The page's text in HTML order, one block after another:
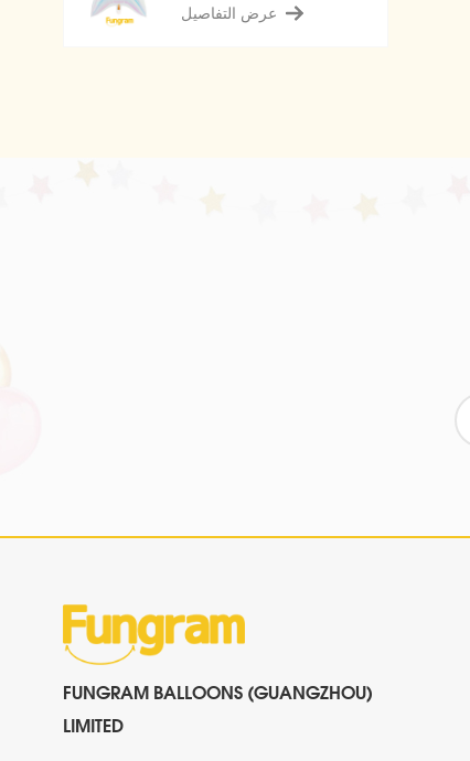
عرض التفاصيل
FUNGRAM BALLOONS (GUANGZHOU)
LIMITED